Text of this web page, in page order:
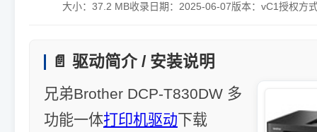
大小： 37.2 MB收录日期： 2025-06-07版本： vC1授权方
📄 驱动简介 / 安装说明
兄弟Brother DCP-T830DW 多
功能一体打印机驱动下载